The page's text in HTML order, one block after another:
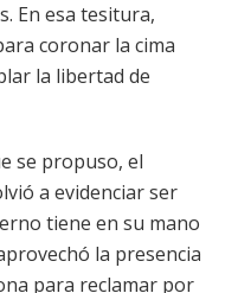
En esa tesitura,
coronar la cima
la libertad de
se propuso, el
a evidenciar ser
tiene en su mano
la presencia
para reclamar por